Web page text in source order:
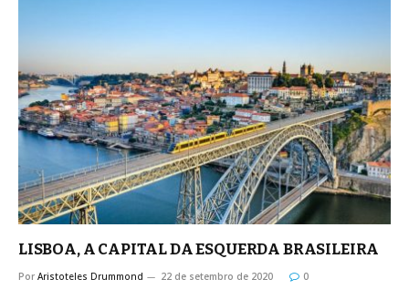
LISBOA, A CAPITAL DA ESQUERDA BRASILEIRA
Por Aristoteles Drummond 22 de setembro de 2020 0